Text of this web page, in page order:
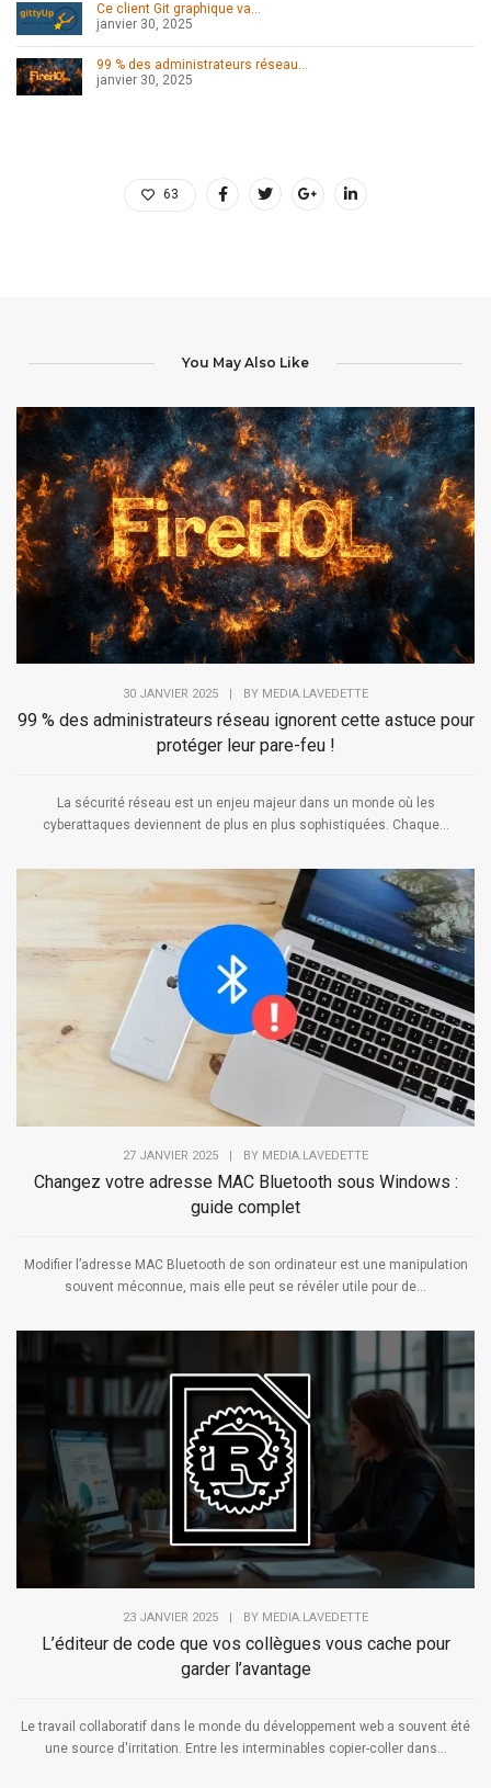
Ce client Git graphique va…
janvier 30, 2025
99 % des administrateurs réseau…
janvier 30, 2025
63
You May Also Like
30 JANVIER 2025 | BY MEDIA.LAVEDETTE
99 % des administrateurs réseau ignorent cette astuce pour
protéger leur pare-feu !
La sécurité réseau est un enjeu majeur dans un monde où les
cyberattaques deviennent de plus en plus sophistiquées. Chaque...
27 JANVIER 2025 | BY MEDIA.LAVEDETTE
Changez votre adresse MAC Bluetooth sous Windows :
guide complet
Modifier l’adresse MAC Bluetooth de son ordinateur est une manipulation
souvent méconnue, mais elle peut se révéler utile pour de...
23 JANVIER 2025 BY MEDIA.LAVEDETTE
L’éditeur de code que vos collègues vous cache pour
garder l’avantage
Le travail collaboratif dans le monde du développement web a souvent été
une source d'irritation. Entre les interminables copier-coller dans...